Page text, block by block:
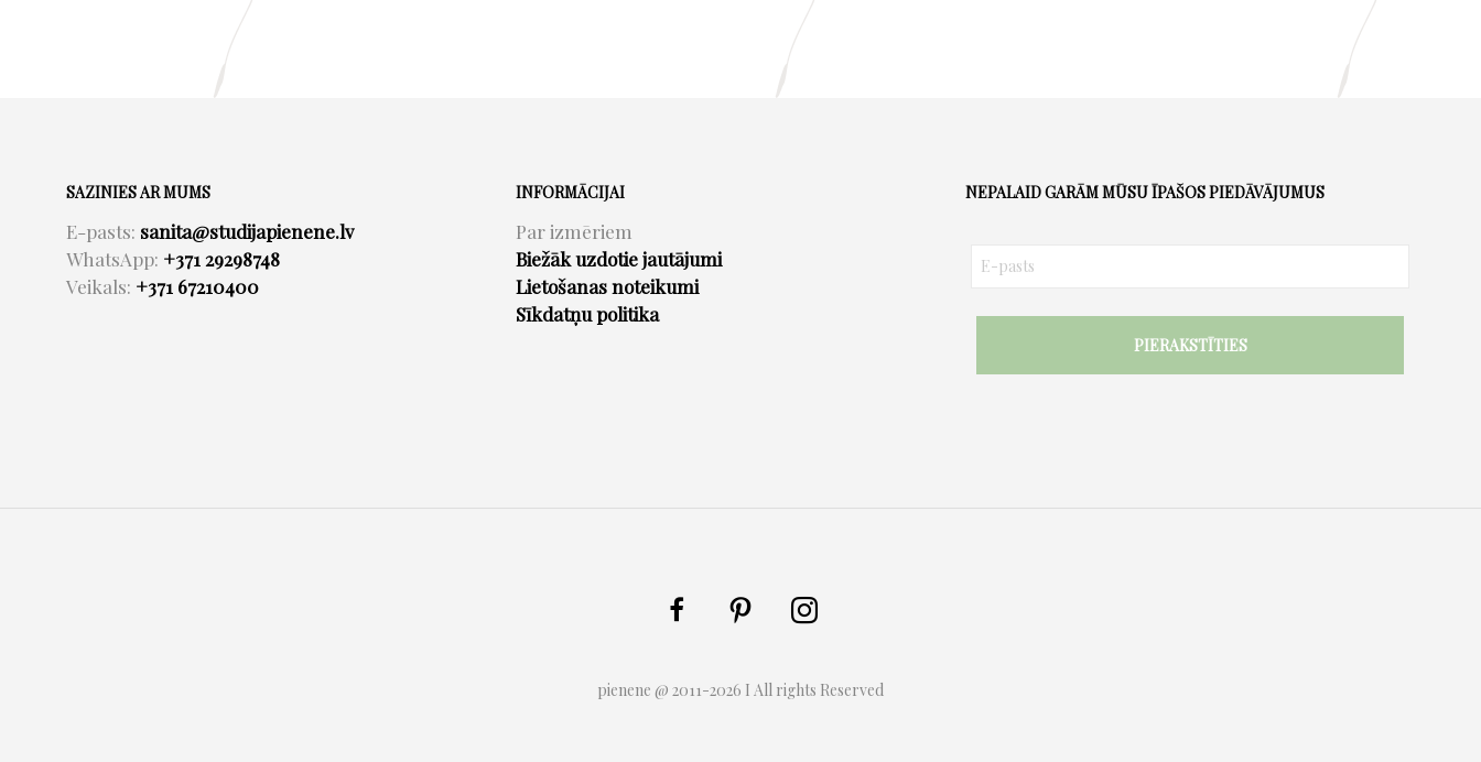
PIEVIENOT GROZAM
SAZINIES AR MUMS
E-pasts: sanita@studijapienene.lv
WhatsApp: +371 29298748
Veikals: +371 67210400
INFORMĀCIJAI
Par izmēriem
Biežāk uzdotie jautājumi
Lietošanas noteikumi
Sīkdatņu politika
NEPALAID GARĀM MŪSU ĪPAŠOS PIEDĀVĀJUMUS
pienene @ 2011-2026 I All rights Reserved